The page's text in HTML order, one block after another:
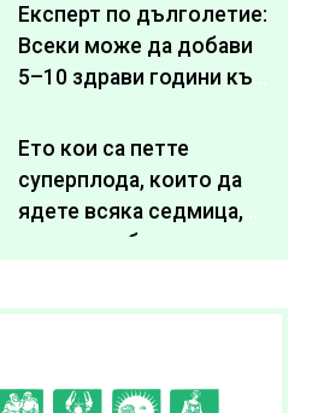
Експерт по дълголетие:
Всеки може да добави
5–10 здрави години към
Ето кои са петте
суперплода, които да
ядете всяка седмица,
за да подобрите